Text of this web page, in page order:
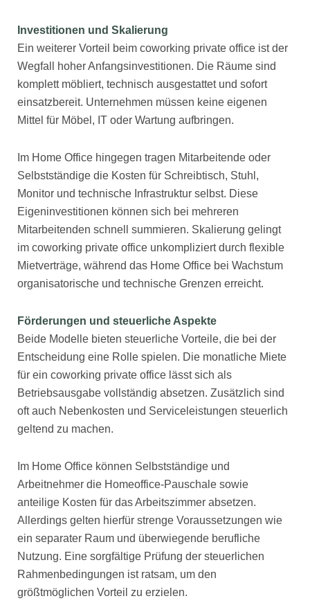
Investitionen und Skalierung
Ein weiterer Vorteil beim coworking private office ist der
Wegfall hoher Anfangsinvestitionen. Die Räume sind
komplett möbliert, technisch ausgestattet und sofort
einsatzbereit. Unternehmen müssen keine eigenen
Mittel für Möbel, IT oder Wartung aufbringen.
Im Home Office hingegen tragen Mitarbeitende oder
Selbstständige die Kosten für Schreibtisch, Stuhl,
Monitor und technische Infrastruktur selbst. Diese
Eigeninvestitionen können sich bei mehreren
Mitarbeitenden schnell summieren. Skalierung gelingt
im coworking private office unkompliziert durch flexible
Mietverträge, während das Home Office bei Wachstum
organisatorische und technische Grenzen erreicht.
Förderungen und steuerliche Aspekte
Beide Modelle bieten steuerliche Vorteile, die bei der
Entscheidung eine Rolle spielen. Die monatliche Miete
für ein coworking private office lässt sich als
Betriebsausgabe vollständig absetzen. Zusätzlich sind
oft auch Nebenkosten und Serviceleistungen steuerlich
geltend zu machen.
Im Home Office können Selbstständige und
Arbeitnehmer die Homeoffice-Pauschale sowie
anteilige Kosten für das Arbeitszimmer absetzen.
Allerdings gelten hierfür strenge Voraussetzungen wie
ein separater Raum und überwiegende berufliche
Nutzung. Eine sorgfältige Prüfung der steuerlichen
Rahmenbedingungen ist ratsam, um den
größtmöglichen Vorteil zu erzielen.